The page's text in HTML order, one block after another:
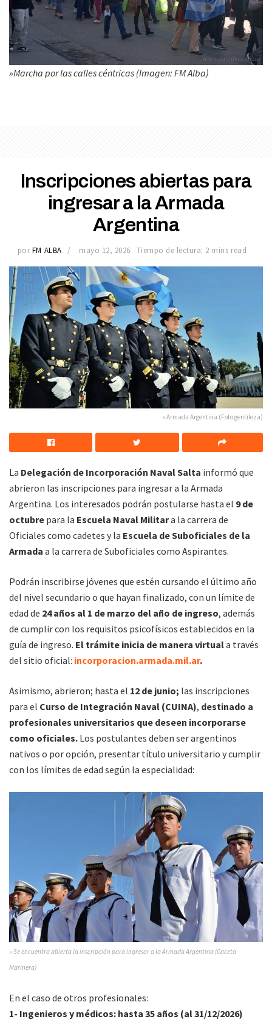
»Marcha por las calles céntricas (Imagen: FM Alba)
Inscripciones abiertas para
ingresar a la Armada
Argentina
por FM ALBA mayo 12, 2026 Tiempo de lectura: 2 mins read
» Armada Argentina (Foto gentileza)
La Delegación de Incorporación Naval Salta informó que
abrieron las inscripciones para ingresar a la Armada
Argentina. Los interesados podrán postularse hasta el 9 de
octubre para la Escuela Naval Militara la carrera de
Oficiales como cadetes y la Escuela de Suboficiales de la
Armada a la carrera de Suboficiales como Aspirantes.
Podrán inscribirse jóvenes que estén cursando el último año
del nivel secundario o que hayan finalizado, con un límite de
edad de 24 años al 1 de marzo del año de ingreso, además
de cumplir con los requisitos psicofísicos establecidos en la
guía de ingreso. El trámite inicia de manera virtuala través
del sitio oficial: incorporacion.armada.mil.ar.
Asimismo, abrieron; hasta el 12 de junio; las inscripciones
para el Curso de Integración Naval (CUINA), destinado a
profesionales universitarios que deseen incorporarse
como oficiales. Los postulantes deben ser argentinos
nativos o por opción, presentar título universitario y cumplir
con los límites de edad según la especialidad:
» Se encuentra abierta la inscripción para ingresar a la Armada Argentina (Gaceta
Marinera)
En el caso de otros profesionales:
1- Ingenieros y médicos: hasta 35 años (al 31/12/2026)